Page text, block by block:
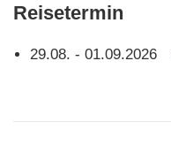
Reisetermin
29.08. - 01.09.2026